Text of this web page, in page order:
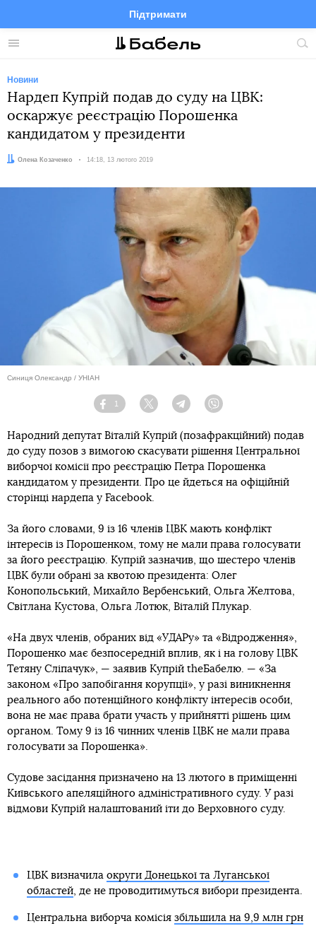
Меню
Підтримати
FacebookTelegramTwitter
Новини
Нардеп Купрій подав до суду на ЦВК:
оскаржує реєстрацію Порошенка
кандидатом у президенти
Автор:
Олена Козаченко Дата:
14:18, 13 лютого 2019
Синиця Олександр / УНІАН
Facebook
1
Twitter TelegramViber
Народний депутат Віталій Купрій (позафракційний) подав
до суду позов з вимогою скасувати рішення Центральної
виборчої комісії про реєстрацію Петра Порошенка
кандидатом у президенти. Про це йдеться на офіційній
сторінці нардепа у Facebook.
За його словами, 9 із 16 членів ЦВК мають конфлікт
інтересів із Порошенком, тому не мали права голосувати
за його реєстрацію. Купрій зазначив, що шестеро членів
ЦВК були обрані за квотою президента: Олег
Конопольський, Михайло Вербенський, Ольга Желтова,
Світлана Кустова, Ольга Лотюк, Віталій Плукар.
«На двух членів, обраних від «УДАРу» та «Відродження»,
Порошенко має безпосередній вплив, як і на голову ЦВК
Тетяну Сліпачук», — заявив Купрій theБабелю. — «За
законом «Про запобігання корупції», у разі виникнення
реального або потенційного конфлікту інтересів особи,
вона не має права брати участь у прийнятті рішень цим
органом. Тому 9 із 16 чинних членів ЦВК не мали права
голосувати за Порошенка».
Судове засідання призначено на 13 лютого в приміщенні
Київського апеляційного адміністративного суду. У разі
відмови Купрій налаштований іти до Верховного суду.
ЦВК визначила округи Донецької та Луганської
областей, де не проводитимуться вибори президента.
Центральна виборча комісія збільшила на 9,9 млн грн